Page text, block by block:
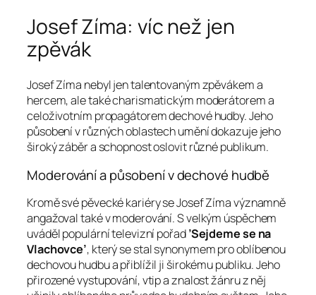
Josef Zíma: víc než jen
zpěvák
Josef Zíma nebyl jen talentovaným zpěvákem a
hercem, ale také charismatickým moderátorem a
celoživotním propagátorem dechové hudby. Jeho
působení v různých oblastech umění dokazuje jeho
široký záběr a schopnost oslovit různé publikum.
Moderování a působení v dechové hudbě
Kromě své pěvecké kariéry se Josef Zíma významně
angažoval také v moderování. S velkým úspěchem
uváděl populární televizní pořad’Sejdeme se na
Vlachovce’, který se stal synonymem pro oblíbenou
dechovou hudbu a přiblížil ji širokému publiku. Jeho
přirozené vystupování, vtip a znalost žánru z něj